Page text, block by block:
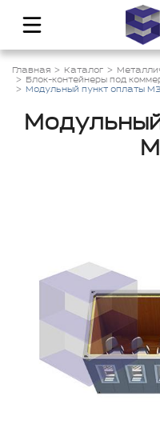
Главная Каталог
Блок-контейнеры под
Модульный пункт оплаты